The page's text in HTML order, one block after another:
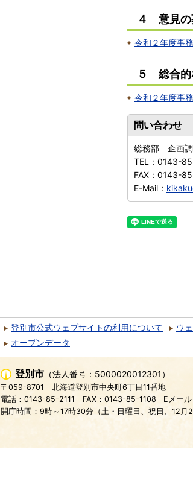
４ 意見の
令和２年度事
５ 総合的
令和２年度事
問い合わせ
総務部 企画調
TEL： 0143-
FAX： 0143-
E-Mail：
登別市公式ウェブサイトの利用について ウ
オープンデータ
登別市 （法人番号：5000020012301）
〒059-8701
北海道登別市中央町6丁目11番地
電話：0143-85-2111
FAX：0143-85-1108 Eメー
開庁時間：9時～17時30分（土・日曜日、祝日、12月